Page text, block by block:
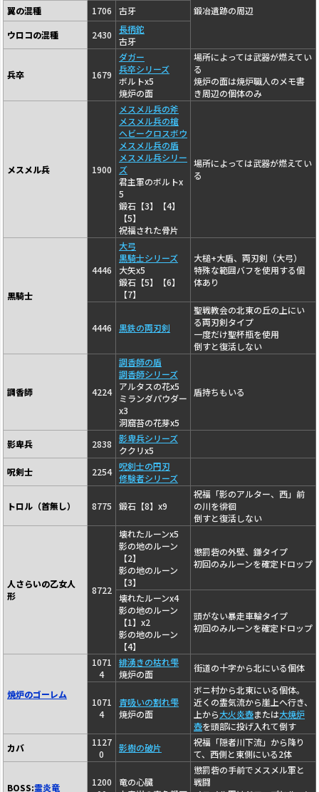
鍛冶遺跡の周辺
翼の混種 1706
古牙
ウロコの混種
2430
長柄鉈
古牙
兵卒 1679
ダガー
兵卒シリーズ
ボルトx5
焼炉の面
場所によっては武器が燃えてい
る
焼炉の面は焼炉職人のメモ書
き周辺の個体のみ
メスメル兵 1900
メスメル兵の斧
メスメル兵の槍
ヘビークロスボウ
メスメル兵の盾
メスメル兵シリー
ズ
君主軍のボルトx
5
鍛石【3】【4】
【5】
祝福された骨片
場所によっては武器が燃えてい
る
黒騎士
4446
大弓
黒騎士シリーズ
大矢x5
鍛石【5】【6】
【7】
大槌+大盾、両刃剣（大弓）
特殊な範囲バフを使用する個
体あり
4446 黒鉄の両刃剣
聖戦教会の北東の丘の上にい
る両刃剣タイプ
一度だけ聖杯瓶を使用
倒すと復活しない
調香師 4224
調香師の盾
調香師シリーズ
アルタスの花x5
ミランダパウダー
x3
洞窟苔の花芽x5
盾持ちもいる
影卑兵 2838
影卑兵シリーズ
ククリx5
呪剣士
2254
呪剣士の円刃
修験者シリーズ
トロル（首無し） 8775 鍛石【8】x9
祝福「影のアルター、西」前
の川を徘徊
倒すと復活しない
人さらいの乙女人
形
8722
壊れたルーンx5
影の地のルーン
【2】
影の地のルーン
【3】
懲罰砦の外壁、鎌タイプ
初回のみルーンを確定ドロップ
壊れたルーンx4
影の地のルーン
【1】x2
影の地のルーン
【4】
頭がない暴走車輪タイプ
初回のみルーンを確定ドロップ
焼炉のゴーレム
1071
4
緋湧きの枯れ雫
焼炉の面
街道の十字から北にいる個体
1071
4
青吸いの割れ雫
焼炉の面
ボニ村から北東にいる個体。
近くの霊気流から崖上へ行き、
上から大火炎壺または大焼炉
壺を頭部に投げ入れて倒す
カバ
1127
0
影樹の破片
祝福「隠者川下流」から降り
て、西側と東側にいる2体
BOSS:霊炎竜
1200
竜の心臓
懲罰砦の手前でメスメル軍と
戦闘